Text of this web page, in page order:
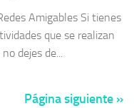
Amigables Si tienes
que se realizan
dejes de...
Página siguiente »